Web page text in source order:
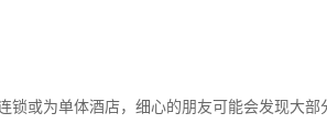
锁或为单体酒店，细心的朋友可能会发现大部